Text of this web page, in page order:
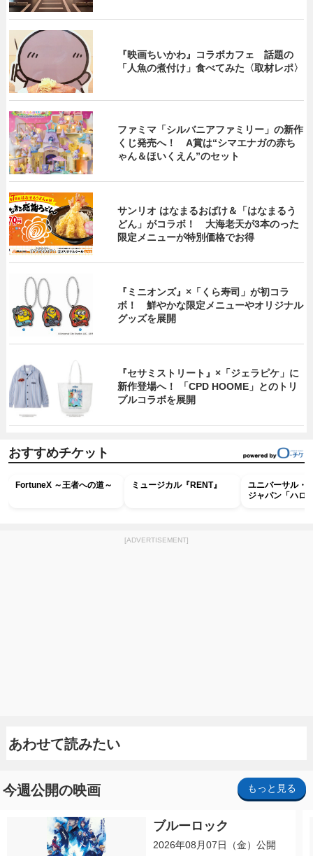
『映画ちいかわ』コラボカフェ 話題の
「人魚の煮付け」食べてみた〈取材レポ〉
ファミマ「シルバニアファミリー」の新作
くじ発売へ！ A賞は“シマエナガの赤ち
ゃん＆ほいくえん”のセット
サンリオ はなまるおばけ＆「はなまるう
どん」がコラボ！ 大海老天が3本のった
限定メニューが特別価格でお得
『ミニオンズ』×「くら寿司」が初コラ
ボ！ 鮮やかな限定メニューやオリジナル
グッズを展開
『セサミストリート』×「ジェラピケ」に
新作登場へ！ 「CPD HOOME」とのトリ
プルコラボを展開
おすすめチケット
FortuneX ～王者への道～ ミュージカル『RENT』
ユニバーサル・
ジャパン「ハロ
[ADVERTISEMENT]
あわせて読みたい
今週公開の映画 もっと見る
ブルーロック
2026年08月07日（金）公開